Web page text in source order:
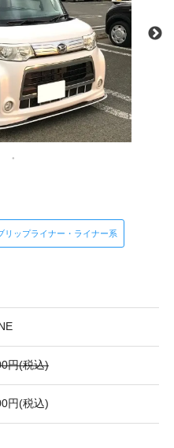
ップライナー・ライナー系
円(税込)
円(税込)